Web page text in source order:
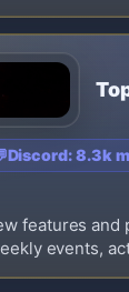
Discord: 8.3k
features
events,